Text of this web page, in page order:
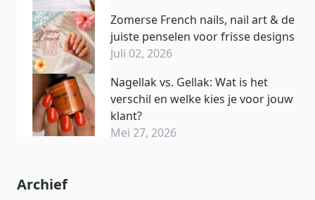
Zomerse French nails, nail art & de
juiste penselen voor frisse designs
Juli 02, 2026
Nagellak vs. Gellak: Wat is het
verschil en welke kies je voor jouw
klant?
Mei 27, 2026
Archief